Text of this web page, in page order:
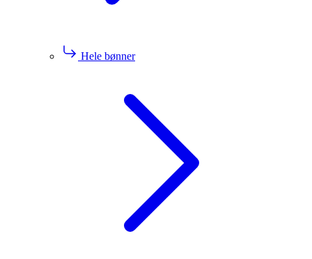
Hele bønner